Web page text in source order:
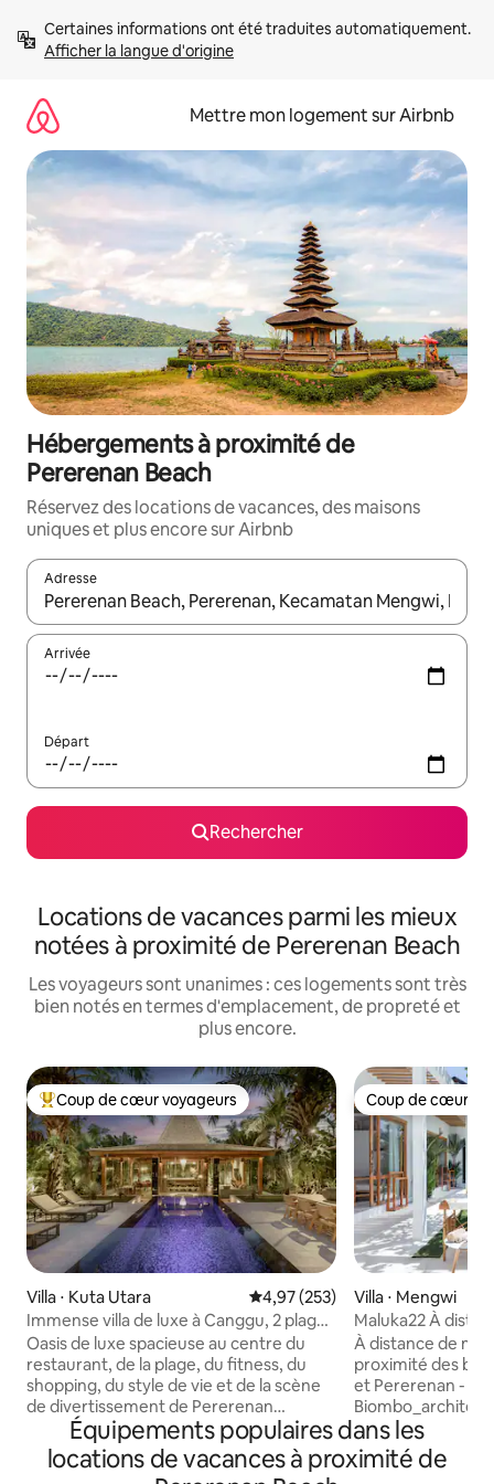
directement
Afficher la langue d'origine
Mettre mon logement sur Airbnb
Hébergements à proximité de
Pererenan Beach
Réservez des locations de vacances, des maisons
uniques et plus encore sur Airbnb
Adresse
Lorsque les résultats s'affichent, utilisez les flèches vers le
Arrivée
Départ
Rechercher
Locations de vacances parmi les mieux
notées à proximité de Pererenan Beach
Les voyageurs sont unanimes : ces logements sont très
bien notés en termes d'emplacement, de propreté et
plus encore.
Coups de cœur voyageurs les plus appréciés
Coup de cœur voyageurs
Villa ⋅ Kuta Utara Évaluation moyenne sur la
4,97 (253)
Immense villa de luxe à Canggu, 2 plages
et divertissements
Oasis de luxe spacieuse au centre du
restaurant, de la plage, du fitness, du
shopping, du style de vie et de la scène
de divertissement de Pererenan
Canggu. Énorme villa de 900 m ² avec
belle piscine. À distance de marche des
rues principales. Petit déjeuner et
Coup de cœur
Coup de cœur
Villa ⋅ Mengwi
Maluka22 À
plage de
À distance de
proximité des
et Pererenan -
villa moderne et
californien qui
massage au bord
Équipements populaires dans les
locations de vacances à proximité de